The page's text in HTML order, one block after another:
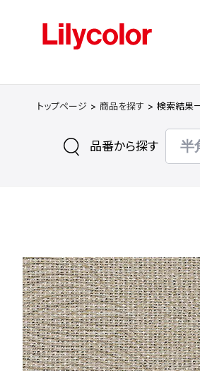
トップページ 商品を探す 検索結果
品番から探す